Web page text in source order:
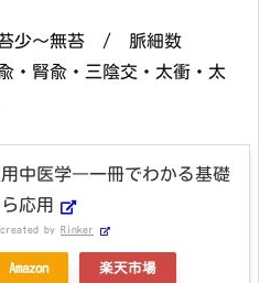
～無苔 / 脈細数
腎兪・三陰交・太衝・太
中医学―一冊でわかる基礎
応用
created by Rinker
Amazon 楽天市場